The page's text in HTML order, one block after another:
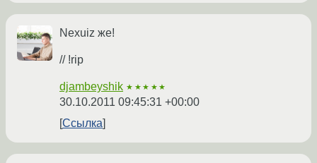
Nexuiz же!
// !rip
djambeyshik ★★★★★
30.10.2011 09:45:31 +00:00
Ссылка